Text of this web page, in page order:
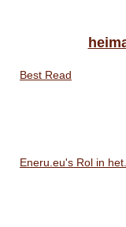
Best Read
Eneru.eu's Rol in